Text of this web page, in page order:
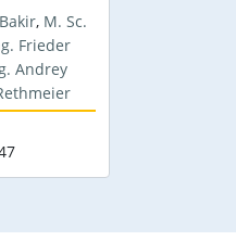
, M. Sc.
Frieder
Andrey